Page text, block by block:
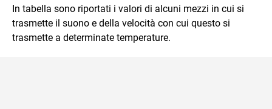
In tabella sono riportati i valori di alcuni mezzi in cui si
trasmette il suono e della velocità con cui questo si
trasmette a determinate temperature.